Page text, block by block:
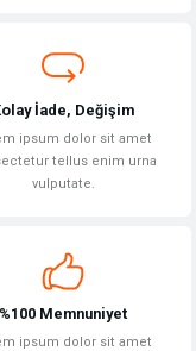
İade, Değişim
ipsum dolor sit amet
tellus enim urna
vulputate.
%100 Memnuniyet
ipsum dolor sit amet